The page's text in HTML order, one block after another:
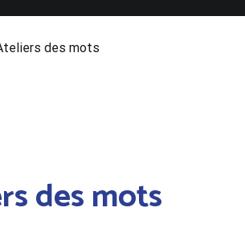
des mots